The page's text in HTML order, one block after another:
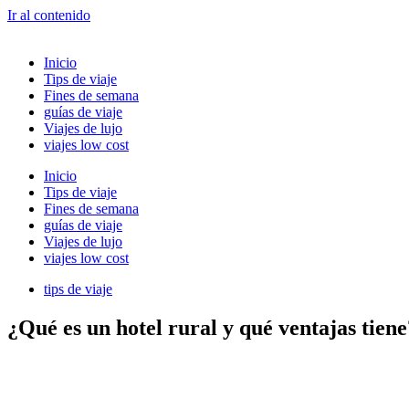
Ir al contenido
Inicio
Tips de viaje
Fines de semana
guías de viaje
Viajes de lujo
viajes low cost
Inicio
Tips de viaje
Fines de semana
guías de viaje
Viajes de lujo
viajes low cost
tips de viaje
¿Qué es un hotel rural y qué ventajas